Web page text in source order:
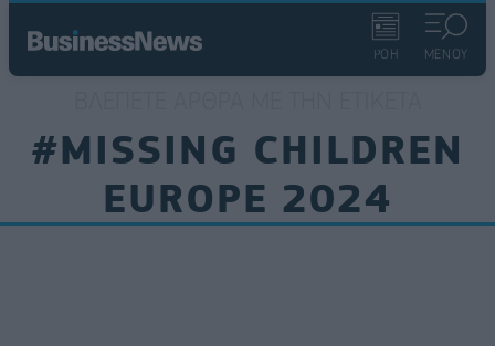
ΡΟΗ ΜΕΝΟΥ
#MISSING CHILDREN
EUROPE 2024